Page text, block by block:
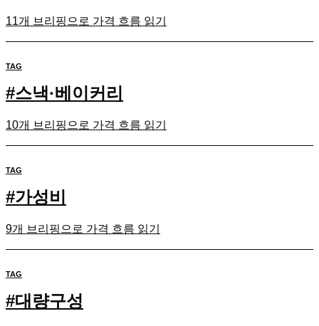
11개 브리핑으로 가격 흐름 읽기
TAG
#스낵·베이커리
10개 브리핑으로 가격 흐름 읽기
TAG
#가성비
9개 브리핑으로 가격 흐름 읽기
TAG
#대량구성